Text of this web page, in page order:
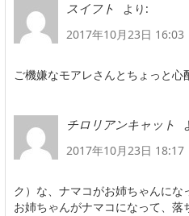
スイフト
より:
2017年10月23日 16:03
ご機嫌なモアレさんとちょっと心
チロリアンキャット
2017年10月23日 18:17
ク）な、ナマコがお姉ちゃんにな
お姉ちゃんがナマコになって、落